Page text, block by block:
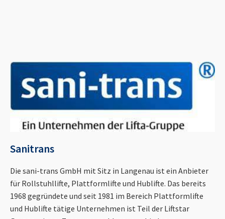
Sanitrans
Die sani-trans GmbH mit Sitz in Langenau ist ein Anbieter
für Rollstuhllifte, Plattformlifte und Hublifte. Das bereits
1968 gegründete und seit 1981 im Bereich Plattformlifte
und Hublifte tätige Unternehmen ist Teil der Liftstar